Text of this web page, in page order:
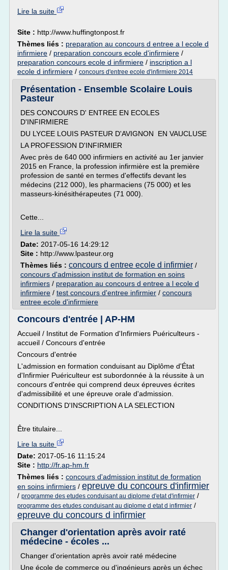
Lire la suite
Site : http://www.huffingtonpost.fr
Thèmes liés : preparation au concours d entree a l ecole d
infirmiere / preparation concours ecole d'infirmiere /
preparation concours ecole d infirmiere / inscription a l
ecole d infirmiere / concours d'entree ecole d'infirmiere 2014
Présentation - Ensemble Scolaire Louis
Pasteur
DES CONCOURS D' ENTREE EN ECOLES
D'INFIRMIERE
DU LYCEE LOUIS PASTEUR D'AVIGNON EN VAUCLUSE
LA PROFESSION D'INFIRMIER
Avec près de 640 000 infirmiers en activité au 1er janvier
2015 en France, la profession infirmière est la première
profession de santé en termes d'effectifs devant les
médecins (212 000), les pharmaciens (75 000) et les
masseurs-kinésithérapeutes (71 000).
Cette...
Lire la suite
Date: 2017-05-16 14:29:12
Site : http://www.lpasteur.org
Thèmes liés : concours d entree ecole d infirmier /
concours d'admission institut de formation en soins
infirmiers / preparation au concours d entree a l ecole d
infirmiere / test concours d'entree infirmier / concours
entree ecole d'infirmiere
Concours d'entrée | AP-HM
Accueil / Institut de Formation d'Infirmiers Puériculteurs -
accueil / Concours d'entrée
Concours d'entrée
L'admission en formation conduisant au Diplôme d'État
d'Infirmier Puériculteur est subordonnée à la réussite à un
concours d'entrée qui comprend deux épreuves écrites
d'admissibilité et une épreuve orale d'admission.
CONDITIONS D'INSCRIPTION A LA SELECTION
Être titulaire...
Lire la suite
Date: 2017-05-16 11:15:24
Site : http://fr.ap-hm.fr
Thèmes liés : concours d'admission institut de formation
en soins infirmiers / epreuve du concours d'infirmier
/ programme des etudes conduisant au diplome d'etat d'infirmier /
programme des etudes conduisant au diplome d etat d infirmier /
epreuve du concours d infirmier
Changer d'orientation après avoir raté
médecine - écoles ...
Changer d'orientation après avoir raté médecine
Une école de commerce ou d'ingénieurs après un échec